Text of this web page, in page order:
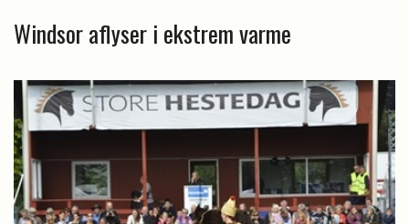
Windsor aflyser i ekstrem varme